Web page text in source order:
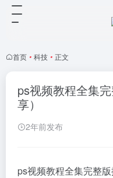
首页 • 科技 • 正文
ps视频教程全集
享）
2年前发布
ps视频教程全集完整